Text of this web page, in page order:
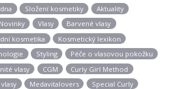
Složení kosmetiky
Aktuality
Novinky Vlasy
Barvené vlasy
kosmetika
Kosmetický lexikon
Styling
Péče o vlasovou pokožku
vlasy CGM
Curly Girl Method
Medavitalovers
Special Curly